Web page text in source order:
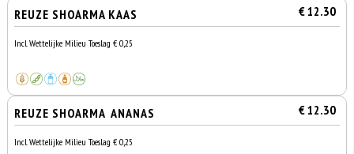
REUZE SHOARMA KAAS € 12.30
Incl. Wettelijke Milieu Toeslag € 0,25
REUZE SHOARMA ANANAS € 12.30
Incl. Wettelijke Milieu Toeslag € 0,25